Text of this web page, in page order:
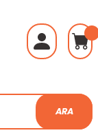
ARA